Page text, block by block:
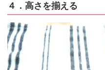
４．高さを揃える